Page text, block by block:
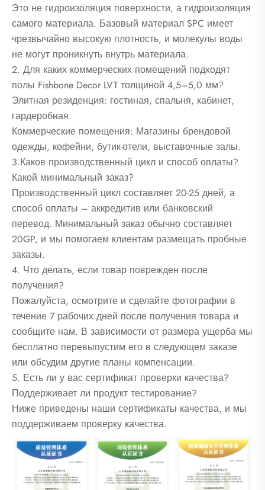
Это не гидроизоляция поверхности, а гидроизоляция
самого материала. Базовый материал SPC имеет
чрезвычайно высокую плотность, и молекулы воды
не могут проникнуть внутрь материала.
2. Для каких коммерческих помещений подходят
полы Fishbone Decor LVT толщиной 4,5–5,0 мм?
Элитная резиденция: гостиная, спальня, кабинет,
гардеробная.
Коммерческие помещения: Магазины брендовой
одежды, кофейни, бутик-отели, выставочные залы.
3.Каков производственный цикл и способ оплаты?
Какой минимальный заказ?
Производственный цикл составляет 20-25 дней, а
способ оплаты – аккредитив или банковский
перевод. Минимальный заказ обычно составляет
20GP, и мы помогаем клиентам размещать пробные
заказы.
4. Что делать, если товар поврежден после
получения?
Пожалуйста, осмотрите и сделайте фотографии в
течение 7 рабочих дней после получения товара и
сообщите нам. В зависимости от размера ущерба мы
бесплатно перевыпустим его в следующем заказе
или обсудим другие планы компенсации.
5. Есть ли у вас сертификат проверки качества?
Поддерживает ли продукт тестирование?
Ниже приведены наши сертификаты качества, и мы
поддерживаем проверку качества.